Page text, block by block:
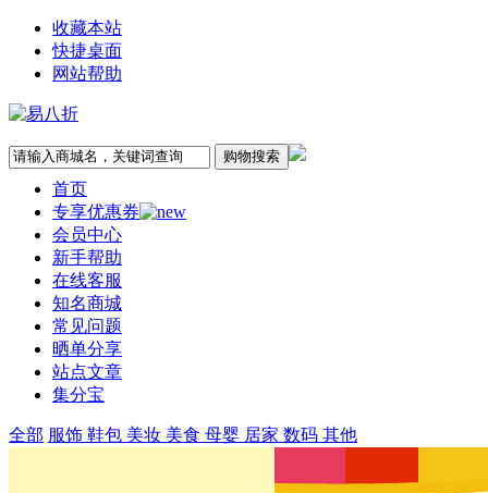
收藏本站
快捷桌面
网站帮助
首页
专享优惠券
会员中心
新手帮助
在线客服
知名商城
常见问题
晒单分享
站点文章
集分宝
全部 服饰 鞋包 美妆 美食 母婴 居家 数码 其他